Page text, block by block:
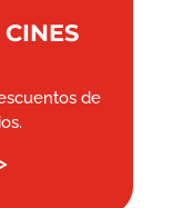
de